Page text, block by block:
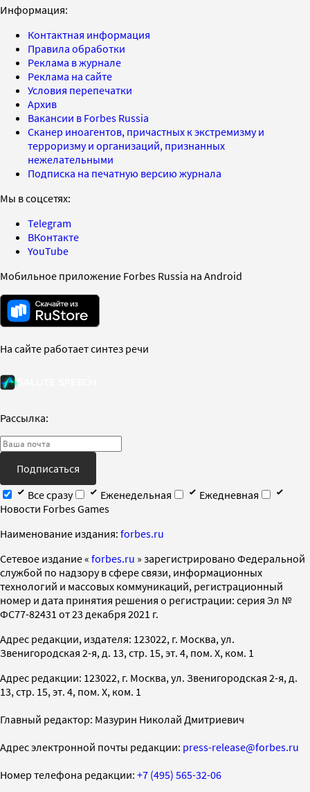
Информация:
Контактная информация
Правила обработки
Реклама в журнале
Реклама на сайте
Условия перепечатки
Архив
Вакансии в Forbes Russia
Сканер иноагентов, причастных к экстремизму и
терроризму и организаций, признанных
нежелательными
Подписка на печатную версию журнала
Мы в соцсетях:
Telegram
ВКонтакте
YouTube
Мобильное приложение Forbes Russia на Android
На сайте работает синтез речи
Рассылка:
Подписаться
Все сразу
Еженедельная
Ежедневная
Новости Forbes Games
Наименование издания: forbes.ru
Cетевое издание « forbes.ru » зарегистрировано Федеральной
службой по надзору в сфере связи, информационных
технологий и массовых коммуникаций, регистрационный
номер и дата принятия решения о регистрации: серия Эл №
ФС77-82431 от 23 декабря 2021 г.
Адрес редакции, издателя: 123022, г. Москва, ул.
Звенигородская 2-я, д. 13, стр. 15, эт. 4, пом. X, ком. 1
Адрес редакции: 123022, г. Москва, ул. Звенигородская 2-я, д.
13, стр. 15, эт. 4, пом. X, ком. 1
Главный редактор: Мазурин Николай Дмитриевич
Адрес электронной почты редакции: press-release@forbes.ru
Номер телефона редакции: +7 (495) 565-32-06